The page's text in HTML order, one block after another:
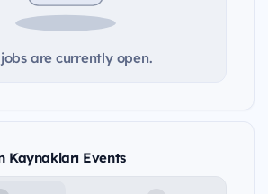
are currently open.
Events